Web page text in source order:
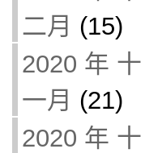
二月 (15)
2020 年 十
一月 (21)
2020 年 十